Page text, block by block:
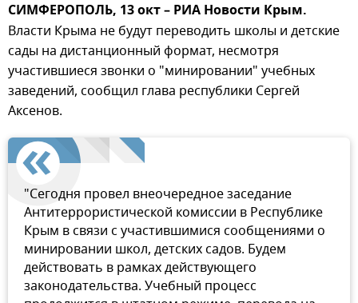
СИМФЕРОПОЛЬ, 13 окт – РИА Новости Крым.
Власти Крыма не будут переводить школы и детские
сады на дистанционный формат, несмотря
участившиеся звонки о "минировании" учебных
заведений, сообщил глава республики Сергей
Аксенов.
"Сегодня провел внеочередное заседание
Антитеррористической комиссии в Республике
Крым в связи с участившимися сообщениями о
минировании школ, детских садов. Будем
действовать в рамках действующего
законодательства. Учебный процесс